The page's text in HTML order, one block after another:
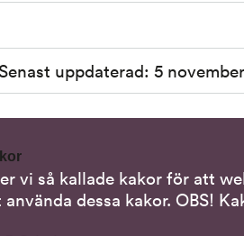
vi så kallade kakor för att
dessa kakor. OBS!
uppdaterad: 5